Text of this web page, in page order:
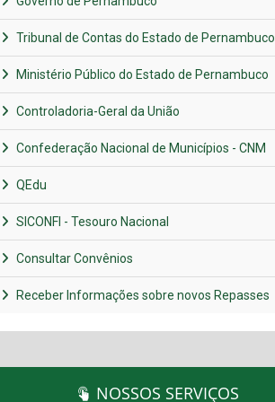
Tribunal de Contas do Estado de Pernambuco
Ministério Público do Estado de Pernambuco
Controladoria-Geral da União
Confederação Nacional de Municípios - CNM
QEdu
SICONFI - Tesouro Nacional
Consultar Convênios
Receber Informações sobre novos Repasses
NOSSOS SERVIÇOS